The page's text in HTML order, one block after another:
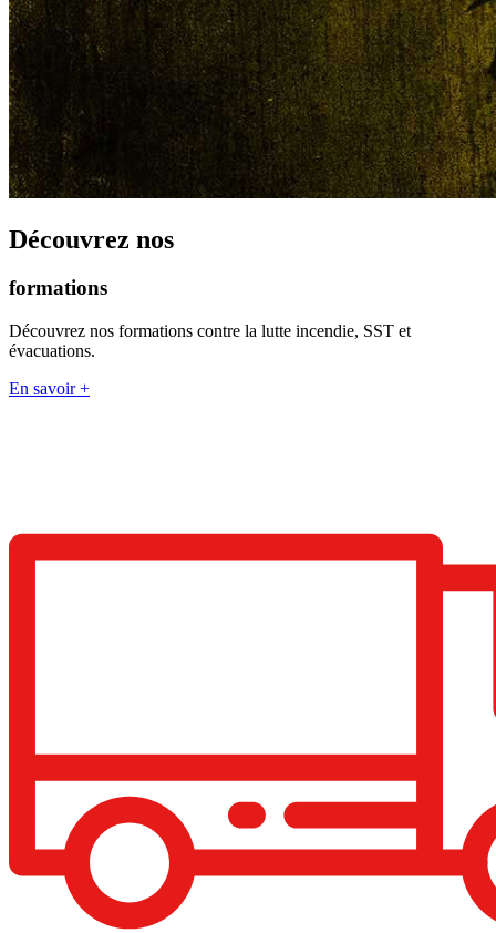
Découvrez nos
formations
Découvrez nos formations contre la lutte incendie, SST et
évacuations.
En savoir +